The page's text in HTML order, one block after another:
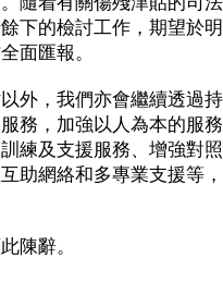
下的檢討工作，期望於
面匯報。
，我們亦會繼續透過持
務，加強以人為本的服
練及支援服務、增強對
助網絡和多專業支援等
辭。